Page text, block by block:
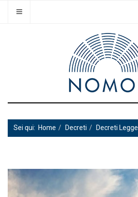
Sei qui: Home Decreti Decreti Legge